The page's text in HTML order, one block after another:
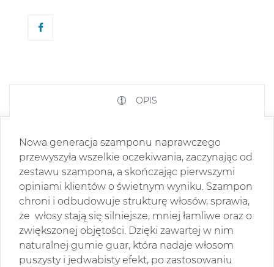
OPIS
Nowa generacja szamponu naprawczego
przewyszyła wszelkie oczekiwania, zaczynając od
zestawu szampona, a skończając pierwszymi
opiniami klientów o świetnym wyniku. Szampon
chroni i odbudowuje strukturę włosów, sprawia,
że włosy stają się silniejsze, mniej łamliwe oraz o
zwiększonej objętości. Dzięki zawartej w nim
naturalnej gumie guar, która nadaje włosom
puszysty i jedwabisty efekt, po zastosowaniu